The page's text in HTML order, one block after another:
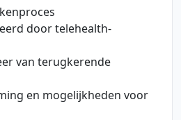
door telehealth-
van terugkerende
en mogelijkheden voor